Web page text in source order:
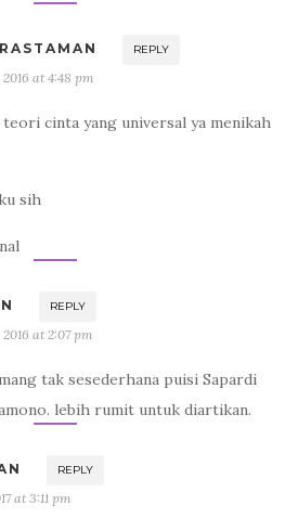
REPLY
2016 at 4:48 pm
cinta yang universal ya menikah
sih
REPLY
at 2:07 pm
tak sesederhana puisi Sapardi
lebih rumit untuk diartikan.
REPLY
at 3:11 pm